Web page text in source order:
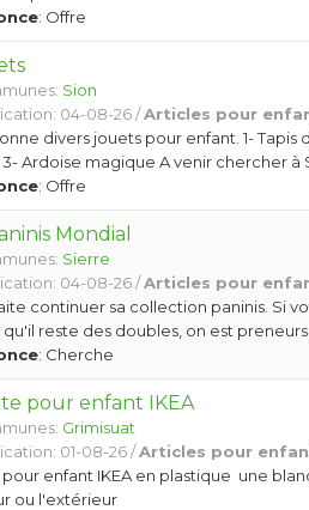
: Offre
Sion
04-08-26 /Articles pour
divers jouets pour enfant. 1- Tapis
Ardoise magique A venir chercher à
: Offre
Mondial
Sierre
04-08-26 /Articles pour
continuer sa collection paninis. Si
reste des doubles, on est
: Cherche
pour enfant IKEA
Grimisuat
01-08-26 /Articles pour
pour enfant IKEA en plastique une
ou l'extérieur